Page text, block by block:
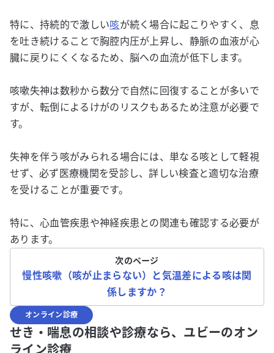
特に、持続的で激しい咳が続く場合に起こりやすく、息
を吐き続けることで胸腔内圧が上昇し、静脈の血液が心
臓に戻りにくくなるため、脳への血流が低下します。
咳嗽失神は数秒から数分で自然に回復することが多いで
すが、転倒によるけがのリスクもあるため注意が必要で
す。
失神を伴う咳がみられる場合には、単なる咳として軽視
せず、必ず医療機関を受診し、詳しい検査と適切な治療
を受けることが重要です。
特に、心血管疾患や神経疾患との関連も確認する必要が
あります。
次のページ
慢性咳嗽（咳が止まらない）と気温差による咳は関
係しますか？
オンライン診療
せき・喘息の相談や診療なら、ユビーのオン
ライン診療